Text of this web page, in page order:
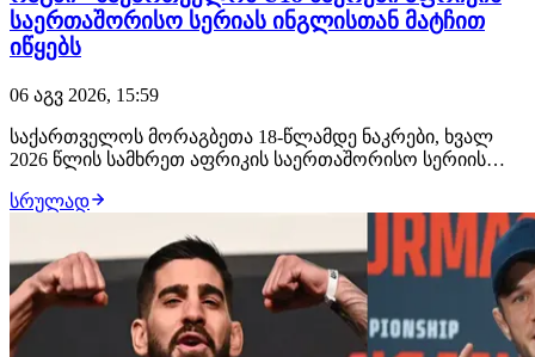
საერთაშორისო სერიას ინგლისთან მატჩით
იწყებს
06 აგვ 2026, 15:59
საქართველოს მორაგბეთა 18-წლამდე ნაკრები, ხვალ
2026 წლის სამხრეთ აფრიკის საერთაშორისო სერიის
დურბანის უმაღლესი სკოლის მოედანზე, თბილისის
დროით 15:30 საათზე ინგლისელ თანატოლებს
შეერკინებიან. სამწვრთნელო შტაბმა უკვე დაასახელა ის
დამწ…
სრულად